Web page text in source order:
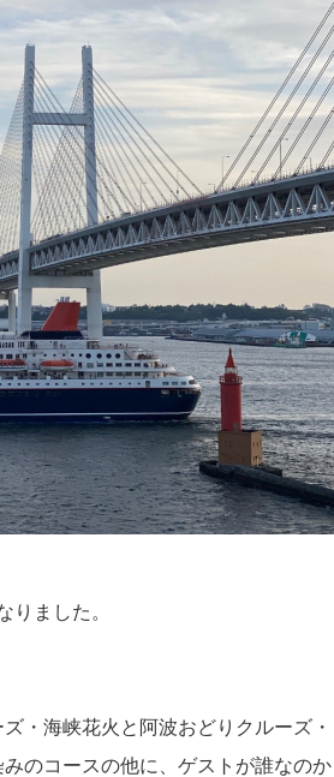
りました。
・海峡花火と阿波おどりクルーズ・
のコースの他に、ゲストが誰なのか